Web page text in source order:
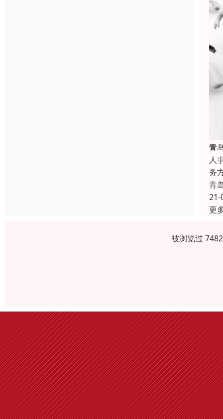
青
人
务
青
21-
更
被浏览过